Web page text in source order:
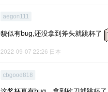
aegon111
貌似有bug,还没拿到斧头就跳杯了
2022-09-07 22:26 日本
cbgood818